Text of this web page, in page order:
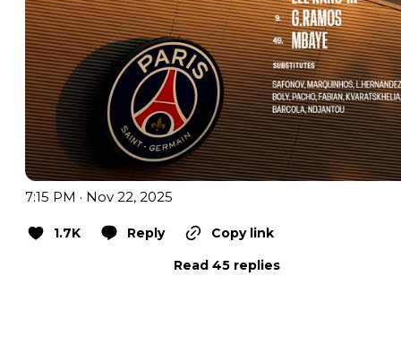
7:15 PM · Nov 22, 2025
1.7K Reply
Copy link
Read 45 replies